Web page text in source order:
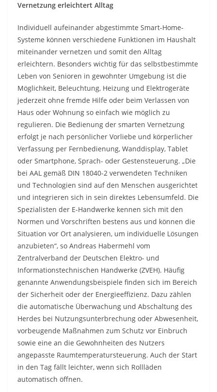
Vernetzung erleichtert Alltag
Individuell aufeinander abgestimmte Smart-Home-
Systeme können verschiedene Funktionen im Haushalt
miteinander vernetzen und somit den Alltag
erleichtern. Besonders wichtig für das selbstbestimmte
Leben von Senioren in gewohnter Umgebung ist die
Möglichkeit, Beleuchtung, Heizung und Elektrogeräte
jederzeit ohne fremde Hilfe oder beim Verlassen von
Haus oder Wohnung so einfach wie möglich zu
regulieren. Die Bedienung der smarten Vernetzung
erfolgt je nach persönlicher Vorliebe und körperlicher
Verfassung per Fernbedienung, Wanddisplay, Tablet
oder Smartphone, Sprach- oder Gestensteuerung. „Die
bei AAL gemäß DIN 18040-2 verwendeten Techniken
und Technologien sind auf den Menschen ausgerichtet
und integrieren sich in sein direktes Lebensumfeld. Die
Spezialisten der E-Handwerke kennen sich mit den
Normen und Vorschriften bestens aus und können die
Situation vor Ort analysieren, um individuelle Lösungen
anzubieten“, so Andreas Habermehl vom
Zentralverband der Deutschen Elektro- und
Informationstechnischen Handwerke (ZVEH). Häufig
genannte Anwendungsbeispiele finden sich im Bereich
der Sicherheit oder der Energieeffizienz. Dazu zählen
die automatische Überwachung und Abschaltung des
Herdes bei Nutzungsunterbrechung oder Abwesenheit,
vorbeugende Maßnahmen zum Schutz vor Einbruch
sowie eine an die Gewohnheiten des Nutzers
angepasste Raumtemperatursteuerung. Auch der Start
in den Tag fällt leichter, wenn sich Rollläden
automatisch öffnen.